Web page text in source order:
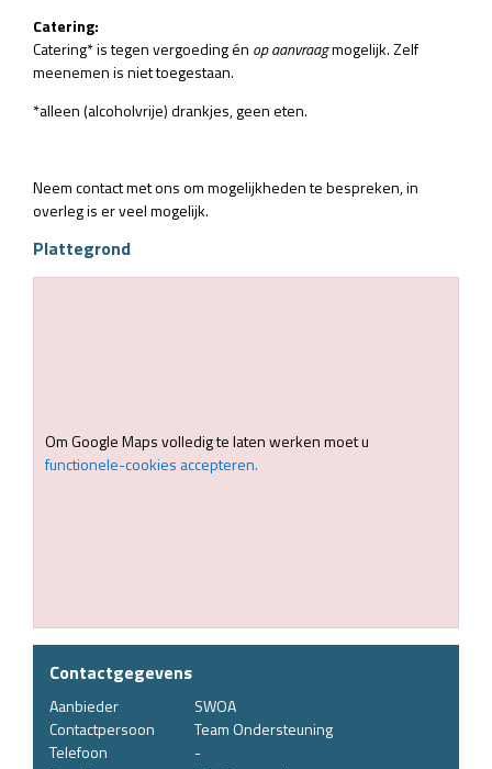
Catering:
Catering* is tegen vergoeding én op aanvraagmogelijk. Zelf
meenemen is niet toegestaan.
*alleen (alcoholvrije) drankjes, geen eten.
Neem contact met ons om mogelijkheden te bespreken, in
overleg is er veel mogelijk.
Plattegrond
Om Google Maps volledig te laten werken moet u
functionele-cookies accepteren.
Contactgegevens
Aanbieder
SWOA
Contactpersoon
Team Ondersteuning
Telefoon
-